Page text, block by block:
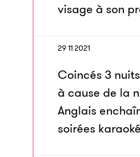
visage à son
29 11 2021
Coincés 3
à cause de la
Anglais
soirées karaoké